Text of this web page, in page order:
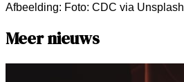
Afbeelding: Foto: CDC via Unsplash
Meer nieuws